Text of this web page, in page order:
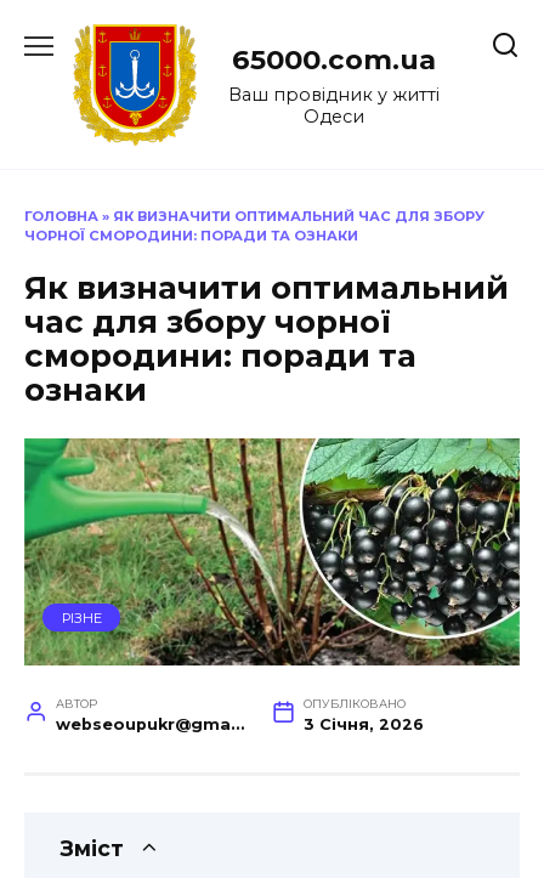
до
65000.com.ua
Ваш провідник у житті
Одеси
ГОЛОВНА » ЯК ВИЗНАЧИТИ ОПТИМАЛЬНИЙ ЧАС ДЛЯ ЗБОРУ
ЧОРНОЇ СМОРОДИНИ: ПОРАДИ ТА ОЗНАКИ
Як визначити оптимальний
час для збору чорної
смородини: поради та
ознаки
РІЗНЕ
АВТОР
webseoupukr@gmail.com
ОПУБЛІКОВАНО
3 Січня, 2026
Зміст